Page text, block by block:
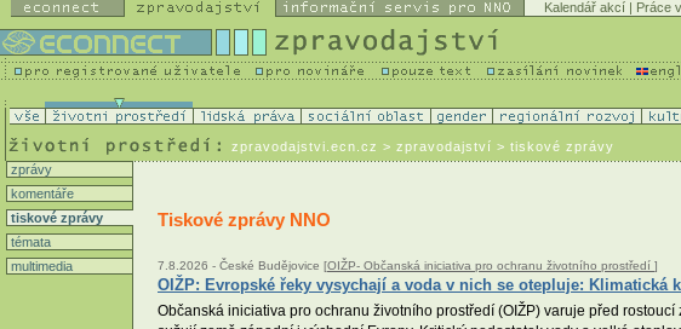
Kalendář akcí | Práce
zpravodajstvi.ecn.cz > zpravodajství > tiskové zprávy
zprávy
komentáře
tiskové zprávy
témata
multimedia
Tiskové zprávy NNO
7.8.2026 - České Budějovice [OIŽP- Občanská iniciativa pro ochranu životního prostředí ]
OIŽP: Evropské řeky vysychají a voda v nich se otepluje: Klimatická
Občanská iniciativa pro ochranu životního prostředí (OIŽP) varuje před